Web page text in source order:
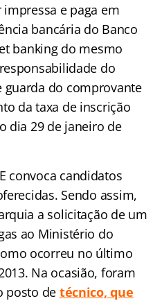
impressa e paga em
bancária do Banco
banking do mesmo
do
guarda do comprovante
da taxa de inscrição
dia 29 de janeiro de
convoca candidatos
Sendo assim,
a solicitação de um
ao Ministério do
ocorreu no último
Na ocasião, foram
posto de técnico, que